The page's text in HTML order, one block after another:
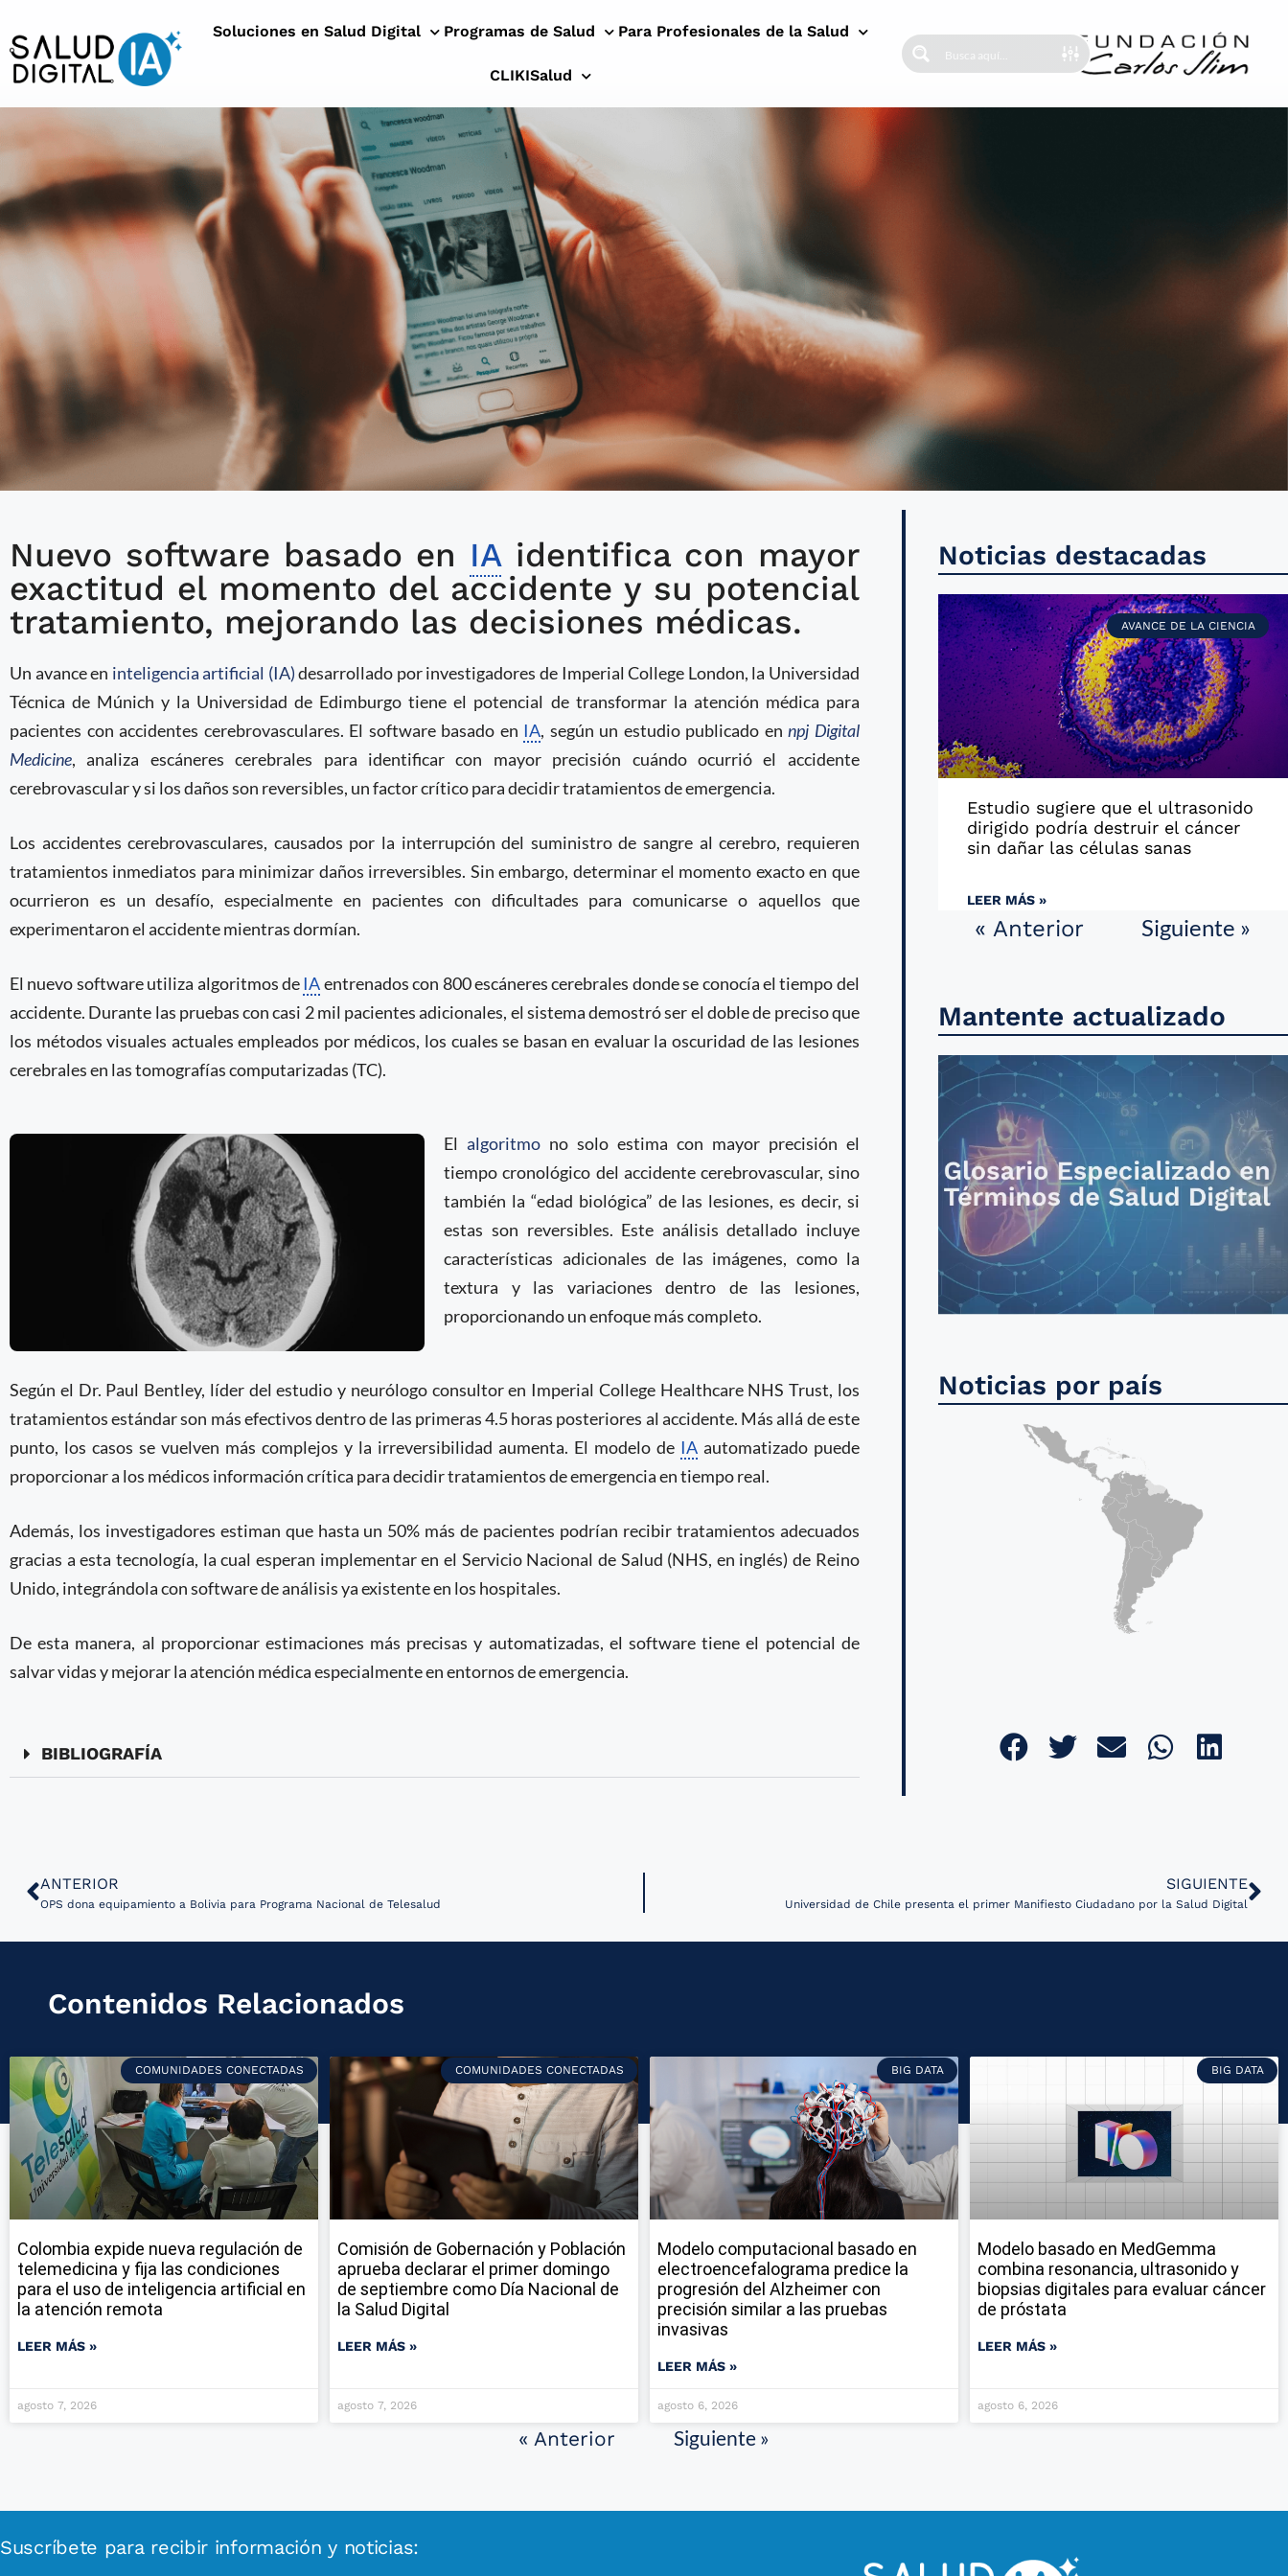
Soluciones en Salud Digital Programas de Salud Para Profesionales de la Salud
CLIKISalud
IA duplica precisión de lectura de escáneres
cerebrales en pacientes con accidentes
cerebrovasculares
Nuevo software basado en IAidentifica con mayor
exactitud el momento del accidente y su potencial
tratamiento, mejorando las decisiones médicas.
Un avance en inteligencia artificial (IA)desarrollado por investigadores de Imperial College London, la Universidad
Técnica de Múnich y la Universidad de Edimburgo tiene el potencial de transformar la atención médica para
pacientes con accidentes cerebrovasculares. El software basado en IA, según un estudio publicado ennpj Digital
Medicine, analiza escáneres cerebrales para identificar con mayor precisión cuándo ocurrió el accidente
cerebrovascular y si los daños son reversibles, un factor crítico para decidir tratamientos de emergencia.
Los accidentes cerebrovasculares, causados por la interrupción del suministro de sangre al cerebro, requieren
tratamientos inmediatos para minimizar daños irreversibles. Sin embargo, determinar el momento exacto en que
ocurrieron es un desafío, especialmente en pacientes con dificultades para comunicarse o aquellos que
experimentaron el accidente mientras dormían.
El nuevo software utiliza algoritmos deIAentrenados con 800 escáneres cerebrales donde se conocía el tiempo del
accidente. Durante las pruebas con casi 2 mil pacientes adicionales, el sistema demostró ser el doble de preciso que
los métodos visuales actuales empleados por médicos, los cuales se basan en evaluar la oscuridad de las lesiones
cerebrales en las tomografías computarizadas (TC).
Elalgoritmo no solo estima con mayor precisión el
tiempo cronológico del accidente cerebrovascular, sino
también la “edad biológica” de las lesiones, es decir, si
estas son reversibles. Este análisis detallado incluye
características adicionales de las imágenes, como la
textura y las variaciones dentro de las lesiones,
proporcionando un enfoque más completo.
Según el Dr. Paul Bentley, líder del estudio y neurólogo consultor en Imperial College Healthcare NHS Trust, los
tratamientos estándar son más efectivos dentro de las primeras 4.5 horas posteriores al accidente. Más allá de este
punto, los casos se vuelven más complejos y la irreversibilidad aumenta. El modelo de IAautomatizado puede
proporcionar a los médicos información crítica para decidir tratamientos de emergencia en tiempo real.
Además, los investigadores estiman que hasta un 50% más de pacientes podrían recibir tratamientos adecuados
gracias a esta tecnología, la cual esperan implementar en el Servicio Nacional de Salud (NHS, en inglés) de Reino
Unido, integrándola con software de análisis ya existente en los hospitales.
De esta manera, al proporcionar estimaciones más precisas y automatizadas, el software tiene el potencial de
salvar vidas y mejorar la atención médica especialmente en entornos de emergencia.
BIBLIOGRAFÍA
Noticias destacadas
AVANCE DE LA CIENCIA
Estudio sugiere que el ultrasonido
dirigido podría destruir el cáncer
sin dañar las células sanas
LEER MÁS »
« Anterior Siguiente »
Mantente actualizado
Noticias por país
ANTERIOR
OPS dona equipamiento a Bolivia para Programa Nacional de Telesalud
SIGUIENTE
Universidad de Chile presenta el primer Manifiesto Ciudadano por la Salud Digital
Contenidos Relacionados
COMUNIDADES CONECTADAS
Colombia expide nueva regulación de
telemedicina y fija las condiciones
para el uso de inteligencia artificial en
la atención remota
LEER MÁS »
agosto 7, 2026
COMUNIDADES CONECTADAS
Comisión de Gobernación y Población
aprueba declarar el primer domingo
de septiembre como Día Nacional de
la Salud Digital
LEER MÁS »
agosto 7, 2026
BIG DATA
Modelo computacional basado en
electroencefalograma predice la
progresión del Alzheimer con
precisión similar a las pruebas
invasivas
LEER MÁS »
agosto 6, 2026
BIG DATA
Modelo basado en MedGemma
combina resonancia, ultrasonido y
biopsias digitales para evaluar cáncer
de próstata
LEER MÁS »
agosto 6, 2026
« Anterior Siguiente »
Suscríbete para recibir información y noticias: